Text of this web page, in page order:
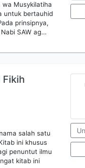
wa Musykilatiha
untuk bertauhid
prinsipnya,
SAW ag…
Fikih
salah satu
ini khusus
penuntut ilmu
kitab ini